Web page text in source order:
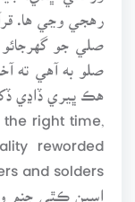
رهجي وڃي ها.
صلي جو گهرجائو
هڪ ڀيري ڏاڍي
right time,
reworded
and solders.
اسين ڪٿي جنم